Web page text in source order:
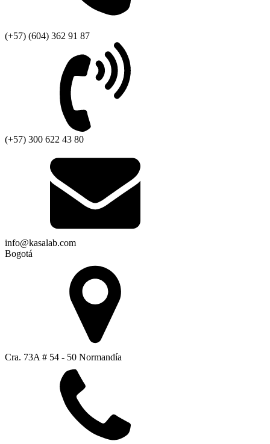
(+57) (604) 362 91 87
(+57) 300 622 43 80
info@kasalab.com
Bogotá
Cra. 73A # 54 - 50 Normandía